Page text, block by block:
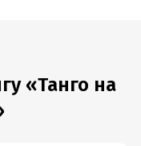
«Танго на